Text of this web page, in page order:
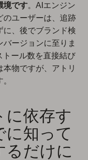
境です。AIエンジン
のユーザーは、追跡
に、後でブランド検
ージョンに至りま
トール数を直接結び
物ですが、アトリ
に依存す
に知って
るだけに